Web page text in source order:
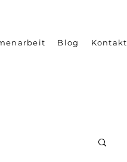
Blog Kontakt